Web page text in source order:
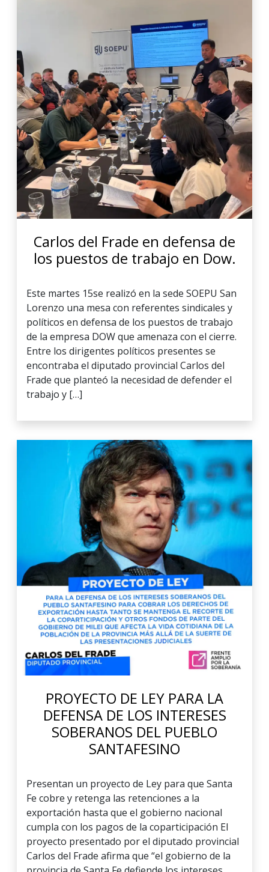
Carlos del Frade en defensa de
los puestos de trabajo en Dow.
Este martes 15se realizó en la sede SOEPU San
Lorenzo una mesa con referentes sindicales y
políticos en defensa de los puestos de trabajo
de la empresa DOW que amenaza con el cierre.
Entre los dirigentes políticos presentes se
encontraba el diputado provincial Carlos del
Frade que planteó la necesidad de defender el
trabajo y […]
PROYECTO DE LEY PARA LA
DEFENSA DE LOS INTERESES
SOBERANOS DEL PUEBLO
SANTAFESINO
Presentan un proyecto de Ley para que Santa
Fe cobre y retenga las retenciones a la
exportación hasta que el gobierno nacional
cumpla con los pagos de la coparticipación El
proyecto presentado por el diputado provincial
Carlos del Frade afirma que “el gobierno de la